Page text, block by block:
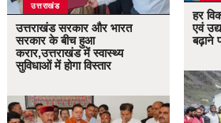
उत्तराखंड
उत्तराखंड सरकार और भारत
सरकार के बीच हुआ
करार,उत्तराखंड में स्वास्थ्य
सुविधाओं में होगा विस्तार
हर
एवं
बढ़ाने